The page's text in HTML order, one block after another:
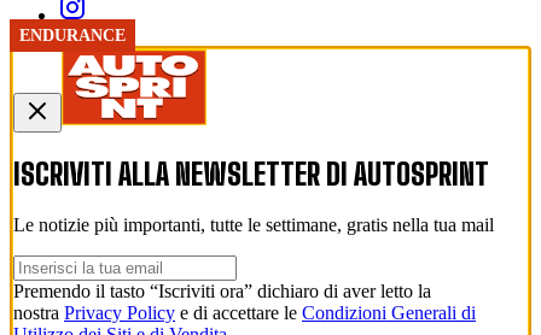
WEC
ENDURANCE
ENDURANCE
ENDURANCE
ENDURANCE
ENDURANCE
ENDURANCE
ENDURANCE
ENDURANCE
ENDURANCE
ENDURANCE
ISCRIVITI ALLA NEWSLETTER DI AUTOSPRINT
Le notizie più importanti, tutte le settimane, gratis nella tua mail
Premendo il tasto “Iscriviti ora” dichiaro di aver letto la
nostra Privacy Policy e di accettare le Condizioni Generali di